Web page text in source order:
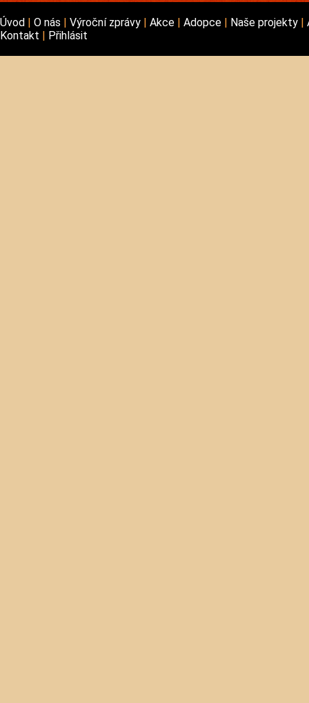
Úvod O nás Výroční zprávy Akce Adopce Naše projekty
Kontakt
Přihlásit